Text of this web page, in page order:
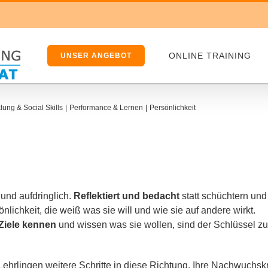
UNSER ANGEBOT ONLINE TRAINING
& Social Skills Performance & Lernen Persönlichkeit
auf­dring­lich. Reflektiert und bedachtstatt schüch­tern und
die weiß was sie will und wie sie auf ande­re wirkt.
ken­nen und wis­sen was sie wol­len, sind der Schlüssel zu
wei­te­re Schritte in die­se Richtung. Ihre